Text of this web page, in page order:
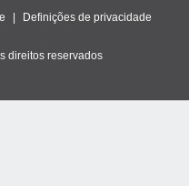
Definições de privacidade
direitos reservados